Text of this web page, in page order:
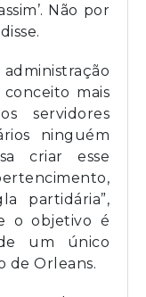
Não por
mais
servidores
ninguém
criar esse
partidária”,
o objetivo é
um único
de Orleans.